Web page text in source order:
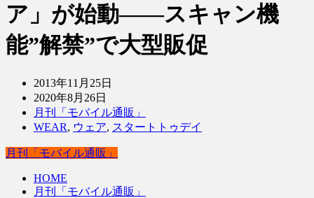
ア」が始動――スキャン機
能”解禁”で大型販促
2013年11月25日
2020年8月26日
月刊「モバイル通販」
WEAR, ウェア, スタートトゥデイ
月刊「モバイル通販」
HOME
月刊「モバイル通販」